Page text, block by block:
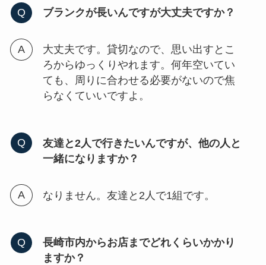
ブランクが長いんですが大丈夫ですか？
大丈夫です。貸切なので、思い出すとこ
ろからゆっくりやれます。何年空いてい
ても、周りに合わせる必要がないので焦
らなくていいですよ。
友達と2人で行きたいんですが、他の人と
一緒になりますか？
なりません。友達と2人で1組です。
長崎市内からお店までどれくらいかかり
ますか？